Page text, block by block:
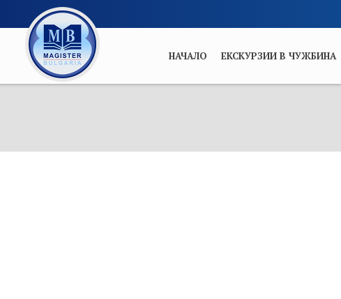
НАЧАЛО ЕКСКУРЗИИ В ЧУЖБИНА